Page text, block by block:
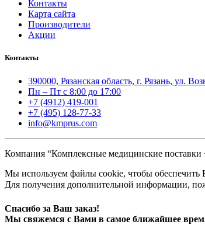
Контакты
Карта сайта
Производители
Акции
Контакты
390000, Рязанская область, г. Рязань, ул.
Пн – Пт с 8:00 до 17:00
+7 (4912) 419-001
+7 (495) 128-77-33
info@kmprus.com
Компания “Комплексные медицинские поставки
Мы используем файлы cookie, чтобы обеспечить
Для получения дополнительной информации,
Спасибо за Ваш заказ!
Мы свяжемся с Вами в самое ближайшее